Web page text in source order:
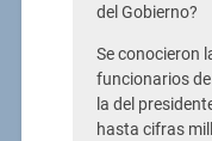
del Gobierno?
Se conocieron
funcionarios
la del
hasta cifras